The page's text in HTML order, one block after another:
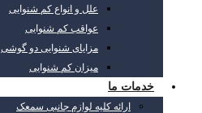
علل و انواع کم شنوایی
عواقب کم شنوایی
مزایای شنوایی دو گوشی
میزان کم شنوایی
خدمات ما
ارائه کلیه لوازم جانبی سمعک